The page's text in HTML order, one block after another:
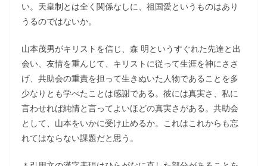
い。天皇制とは全く関係なしに、祖国愛というものはあり
うるのではないか。
山本茂男がキリストを信じ、森 明というすぐれた先達と出
会い、友情を重んじて、キリストに従って生涯を神にささ
げ、共助会の重責を担って生きぬいた人物であることを多
少なりとも学べたことは感謝である。彼には真実さ、私に
言わせれば純情と言ってよいほどの真実さがある。共助会
として、山本をいかに受け止めるか。これはこれからも忘
れてはならない課題だと思う。